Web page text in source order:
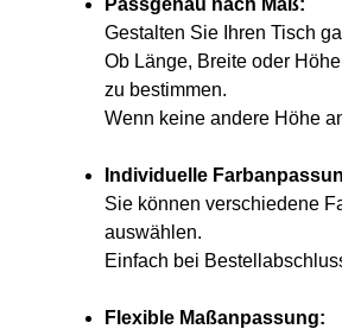
Passgenau nach Maß:
Gestalten Sie Ihren Tisch
Ob Länge, Breite oder
zu bestimmen.
Wenn keine andere Höhe
Individuelle
Sie können verschiedene
auswählen.
Einfach bei
Flexible Maßanpassung: